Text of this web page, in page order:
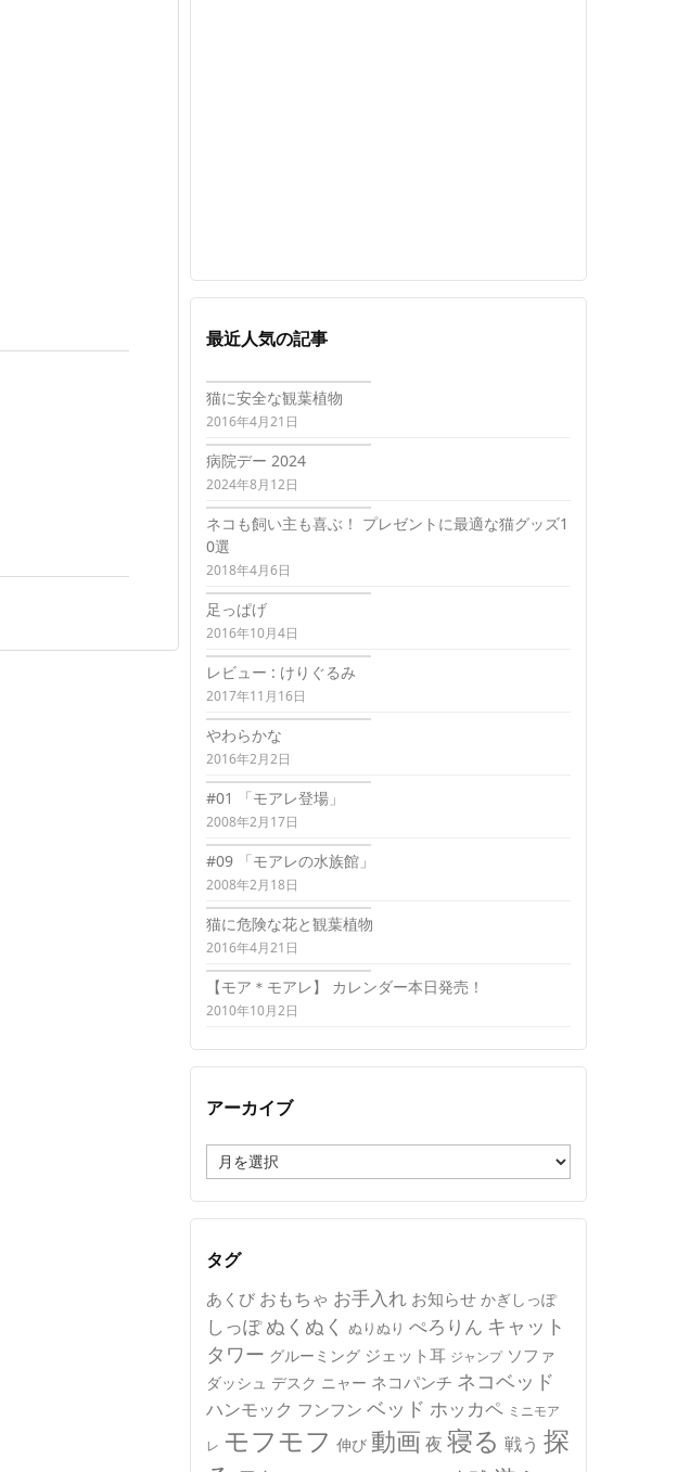
最近人気の記事
猫に安全な観葉植物
2016年4月21日
病院デー 2024
2024年8月12日
ネコも飼い主も喜ぶ！ プレゼントに最適な猫グッズ1
0選
2018年4月6日
足っぱげ
2016年10月4日
レビュー : けりぐるみ
2017年11月16日
やわらかな
2016年2月2日
#01 「モアレ登場」
2008年2月17日
#09 「モアレの水族館」
2008年2月18日
猫に危険な花と観葉植物
2016年4月21日
【モア＊モアレ】 カレンダー本日発売！
2010年10月2日
アーカイブ
ー
カ
イ
タグ
あくび おもちゃ お手入れ お知らせ かぎしっぽ
しっぽ ぬくぬく ぬりぬり ぺろりん キャット
タワー グルーミング ジェット耳 ジャンプ ソファ
ダッシュ デスク ニャー ネコパンチ ネコベッド
ハンモック フンフン ベッド ホッカペ ミニモア
レ モフモフ 伸び 動画 夜 寝る 戦う 探